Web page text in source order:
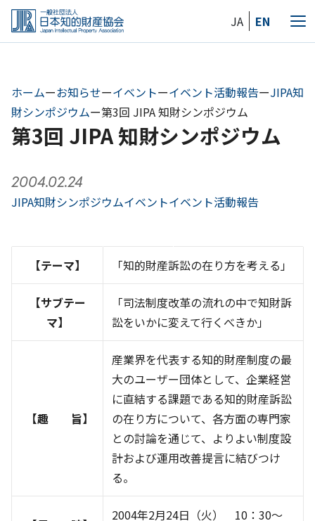
Skip
the
JA EN
メ
ー
ホームーお知らせーイベントーイベント活動報告ーJIPA知
財シンポジウムー第3回 JIPA 知財シンポジウム
第3回 JIPA 知財シンポジウム
2004.02.24
JIPA知財シンポジウムイベントイベント活動報告
【テーマ】 「知的財産訴訟の在り方を考える」
【サブテー
マ】
「司法制度改革の流れの中で知財訴
訟をいかに変えて行くべきか」
【趣 旨】
産業界を代表する知的財産制度の最
大のユーザー団体として、企業経営
に直結する課題である知的財産訴訟
の在り方について、各方面の専門家
との討論を通じて、よりよい制度設
計および運用改善提言に結びつけ
る。
2004年2月24日（火） 10：30～